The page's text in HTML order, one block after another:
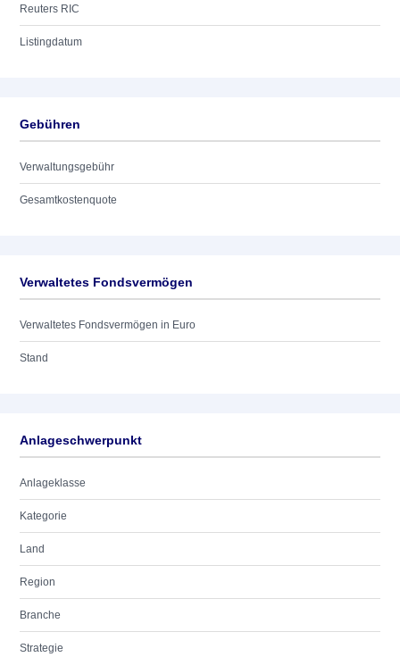
Reuters RIC
Listingdatum
Gebühren
Verwaltungsgebühr
Gesamtkostenquote
Verwaltetes Fondsvermögen
Verwaltetes Fondsvermögen in Euro
Stand
Anlageschwerpunkt
Anlageklasse
Kategorie
Land
Region
Branche
Strategie